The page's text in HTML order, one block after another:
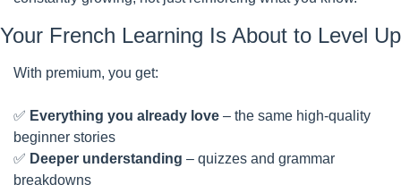
Your French Learning Is About to Level Up
With premium, you get:
✅ Everything you already love – the same high-quality
beginner stories
✅ Deeper understanding – quizzes and grammar
breakdowns